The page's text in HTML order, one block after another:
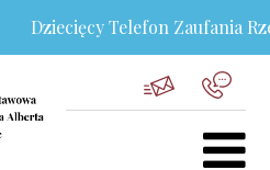
Dziecięcy Telefon Zaufania